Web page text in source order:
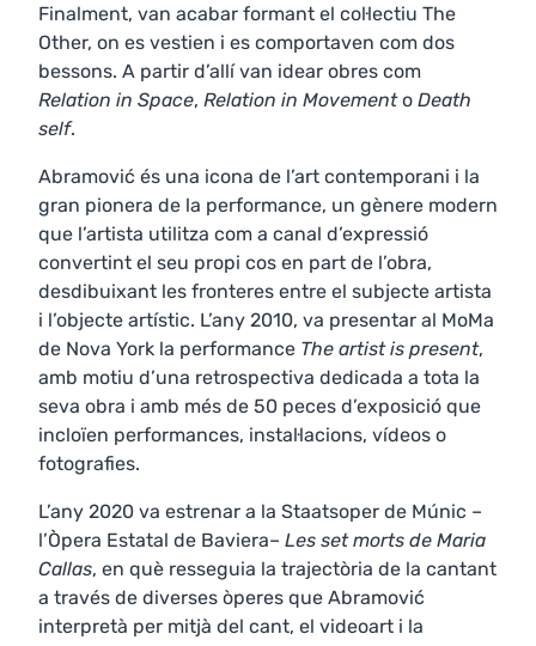
Finalment, van acabar formant el col·lectiu The
Other, on es vestien i es comportaven com dos
bessons. A partir d’allí van idear obres com
Relation in Space, Relation in Movemento Death
self.
Abramović és una icona de l’art contemporani i la
gran pionera de la performance, un gènere modern
que l’artista utilitza com a canal d’expressió
convertint el seu propi cos en part de l’obra,
desdibuixant les fronteres entre el subjecte artista
i l’objecte artístic. L’any 2010, va presentar al MoMa
de Nova York la performance The artist is present,
amb motiu d’una retrospectiva dedicada a tota la
seva obra i amb més de 50 peces d’exposició que
incloïen performances, instal·lacions, vídeos o
fotografies.
L’any 2020 va estrenar a la Staatsoper de Múnic –
l’Òpera Estatal de Baviera– Les set morts de Maria
Callas, en què resseguia la trajectòria de la cantant
a través de diverses òperes que Abramović
interpretà per mitjà del cant, el videoart i la